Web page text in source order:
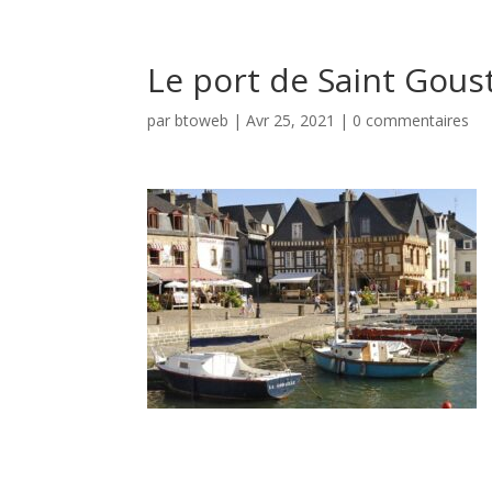
Le port de Saint
parbtoweb |Avr 25, 2021 | 0 commentaires